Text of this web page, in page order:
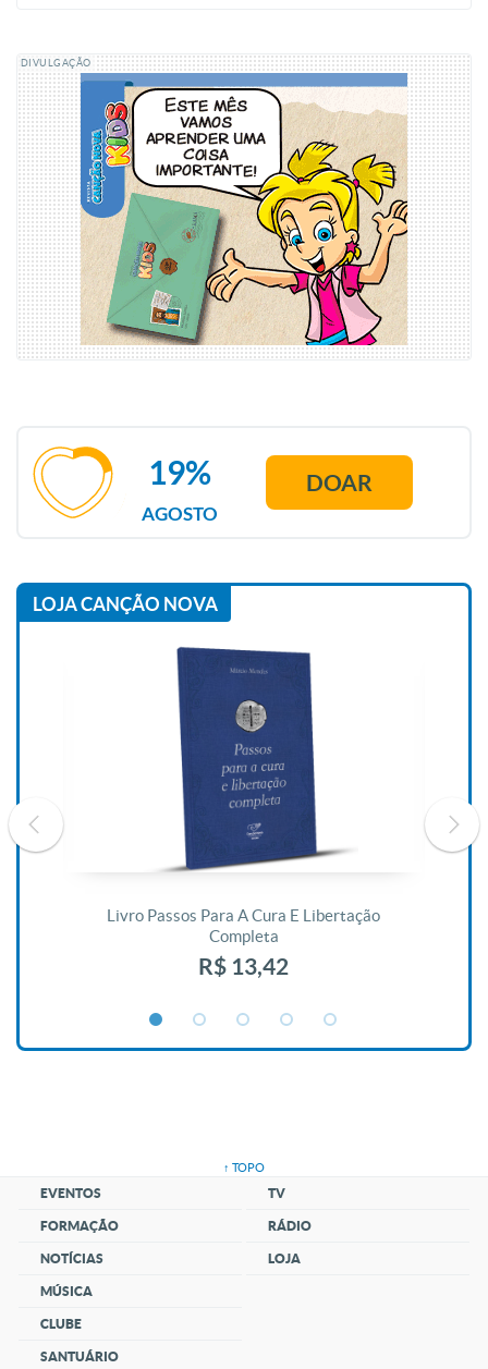
DIVULGAÇÃO
AGOSTO
19% DOAR
LOJA CANÇÃO NOVA
Livro Passos Para A Cura E Libertação
Completa
R$ 13,42
↑ TOPO
EVENTOS
FORMAÇÃO
NOTÍCIAS
MÚSICA
CLUBE
SANTUÁRIO
TV
RÁDIO
LOJA